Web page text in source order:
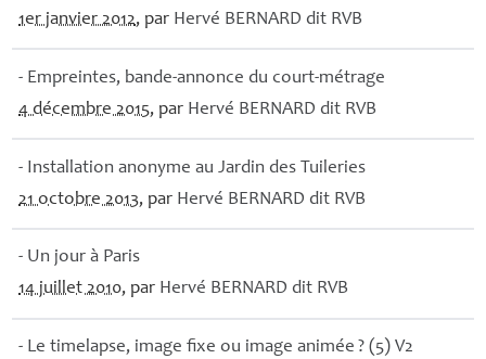
1er janvier 2012, par Hervé BERNARD dit RVB
- Empreintes, bande-annonce du court-métrage
4 décembre 2015, par Hervé BERNARD dit RVB
- Installation anonyme au Jardin des Tuileries
21 octobre 2013, par Hervé BERNARD dit RVB
- Un jour à Paris
14 juillet 2010, par Hervé BERNARD dit RVB
- Le timelapse, image fixe ou image animée ? (5) V2